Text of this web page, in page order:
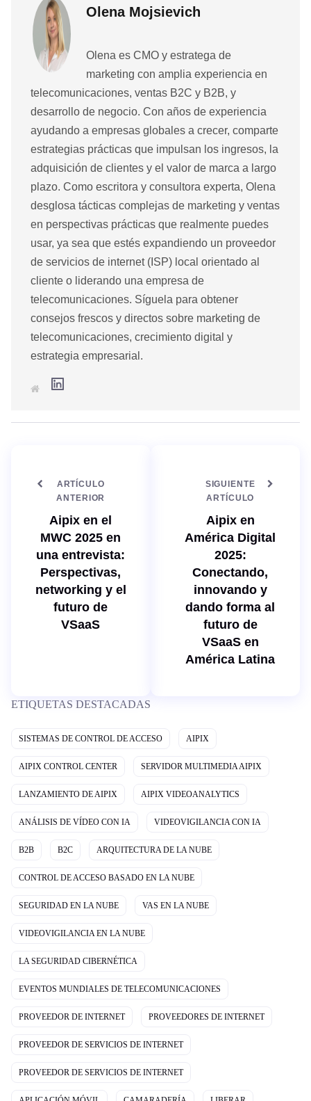
Olena Mojsievich
Olena es CMO y estratega de
marketing con amplia experiencia en
telecomunicaciones, ventas B2C y B2B, y
desarrollo de negocio. Con años de experiencia
ayudando a empresas globales a crecer, comparte
estrategias prácticas que impulsan los ingresos, la
adquisición de clientes y el valor de marca a largo
plazo. Como escritora y consultora experta, Olena
desglosa tácticas complejas de marketing y ventas
en perspectivas prácticas que realmente puedes
usar, ya sea que estés expandiendo un proveedor
de servicios de internet (ISP) local orientado al
cliente o liderando una empresa de
telecomunicaciones. Síguela para obtener
consejos frescos y directos sobre marketing de
telecomunicaciones, crecimiento digital y
estrategia empresarial.
ARTÍCULO
ANTERIOR
Aipix en el
MWC 2025 en
una entrevista:
Perspectivas,
networking y el
futuro de
VSaaS
SIGUIENTE
ARTÍCULO
Aipix en
América Digital
2025:
Conectando,
innovando y
dando forma al
futuro de
VSaaS en
América Latina
ETIQUETAS DESTACADAS
SISTEMAS DE CONTROL DE ACCESO AIPIX
AIPIX CONTROL CENTER SERVIDOR MULTIMEDIA AIPIX
LANZAMIENTO DE AIPIX AIPIX VIDEOANALYTICS
ANÁLISIS DE VÍDEO CON IA VIDEOVIGILANCIA CON IA
B2B B2C ARQUITECTURA DE LA NUBE
CONTROL DE ACCESO BASADO EN LA NUBE
SEGURIDAD EN LA NUBE VAS EN LA NUBE
VIDEOVIGILANCIA EN LA NUBE
LA SEGURIDAD CIBERNÉTICA
EVENTOS MUNDIALES DE TELECOMUNICACIONES
PROVEEDOR DE INTERNET PROVEEDORES DE INTERNET
PROVEEDOR DE SERVICIOS DE INTERNET
PROVEEDOR DE SERVICIOS DE INTERNET